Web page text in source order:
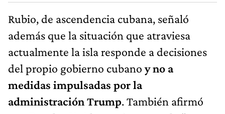
Rubio, de ascendencia cubana, señaló
además que la situación que atraviesa
actualmente la isla responde a decisiones
del propio gobierno cubanoy no a
medidas impulsadas por la
administración Trump. También afirmó